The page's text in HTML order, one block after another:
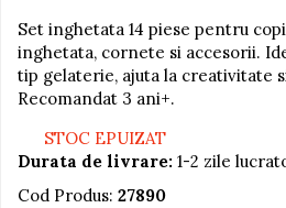
Creative
De plus
Electrocasnice si bucatarii
Jocuri de indemanare
Jocuri sportive
Set inghetata 14 piese pentru
inghetata, cornete si accesorii.
tip gelaterie, ajuta la creativitate
Recomandat 3 ani+.
STOC EPUIZAT
Durata de livrare: 1-2 zile
Cod Produs: 27890